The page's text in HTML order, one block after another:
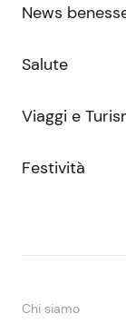
News
Salute
Viaggi e
Festività
Chi siamo